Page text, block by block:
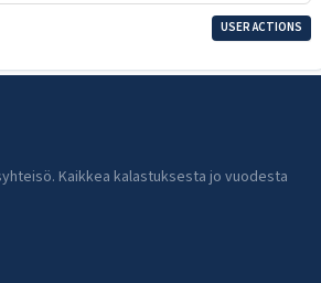
USER ACTIONS
Kaikkea kalastuksesta jo vuodesta